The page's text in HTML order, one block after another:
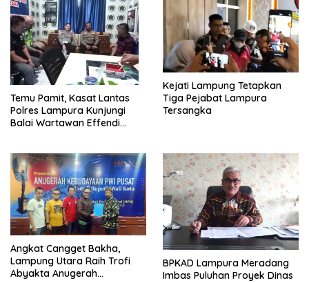
Temu Pamit, Kasat Lantas
Polres Lampura Kunjungi
Balai Wartawan Effendi
Kejati Lampung Tetapkan
Tiga Pejabat Lampura
Tersangka
Angkat Cangget Bakha,
Lampung Utara Raih Trofi
Abyakta Anugerah
BPKAD Lampura Meradang
Imbas Puluhan Proyek Dinas